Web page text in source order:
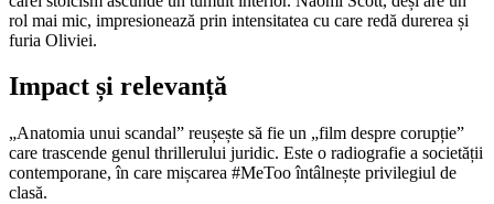
rol mai mic, impresionează prin intensitatea cu care redă durerea și
furia Oliviei.
Impact și relevanță
„Anatomia unui scandal” reușește să fie un „film despre corupție”
care trascende genul thrillerului juridic. Este o radiografie a societății
contemporane, în care mișcarea #MeToo întâlnește privilegiul de
clasă.